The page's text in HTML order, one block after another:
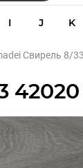
I J K
Свирель 8/